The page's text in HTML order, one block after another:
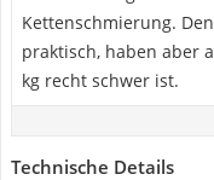
Kettenschmierung.
praktisch, haben aber
kg recht schwer ist.
Technische Details